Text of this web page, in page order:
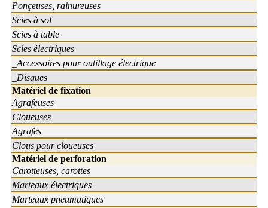
Ponçeuses, rainureuses
Scies à sol
Scies à table
Scies électriques
_Accessoires pour outillage électrique
_Disques
Matériel de fixation
Agrafeuses
Cloueuses
Agrafes
Clous pour cloueuses
Matériel de perforation
Carotteuses, carottes
Marteaux électriques
Marteaux pneumatiques